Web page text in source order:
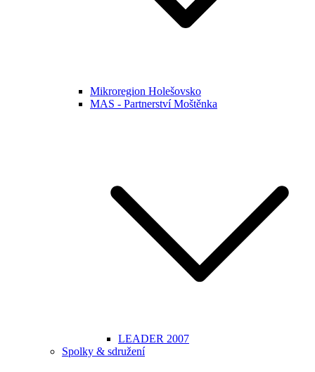
Mikroregion Holešovsko
MAS - Partnerství Moštěnka
LEADER 2007
Spolky & sdružení